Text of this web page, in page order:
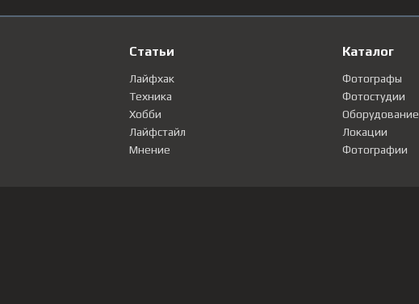
Статьи
Лайфхак
Техника
Хобби
Лайфстайл
Мнение
Каталог
Фотографы
Фотостудии
Оборудование
Локации
Фотографии